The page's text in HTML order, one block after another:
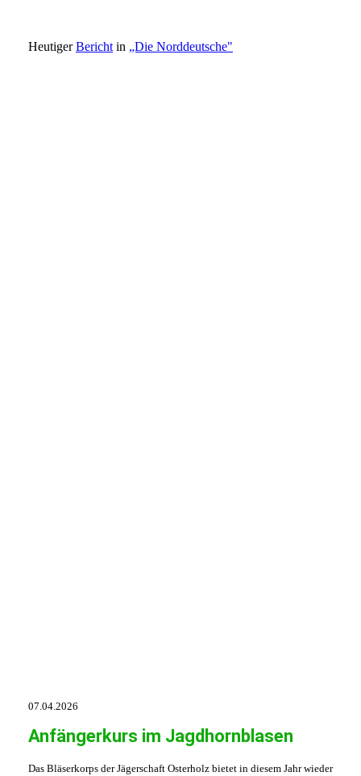
HeutigerBericht in „Die Norddeutsche"
07.04.2026
Anfängerkurs im Jagdhornblasen
Das Bläserkorps der Jägerschaft Osterholz bietet in diesem Jahr wieder